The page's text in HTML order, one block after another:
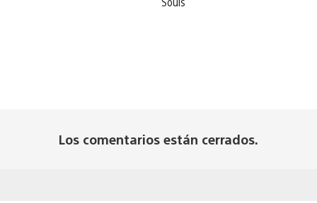
Los comentarios están cerrados.